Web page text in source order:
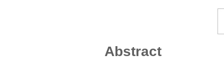
Abstract